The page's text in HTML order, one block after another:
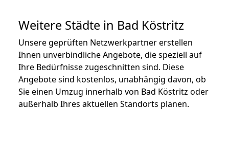
Weitere Städte in Bad Köstritz
Unsere geprüften Netzwerkpartner erstellen
Ihnen unverbindliche Angebote, die speziell auf
Ihre Bedürfnisse zugeschnitten sind. Diese
Angebote sind kostenlos, unabhängig davon, ob
Sie einen Umzug innerhalb von Bad Köstritz oder
außerhalb Ihres aktuellen Standorts planen.